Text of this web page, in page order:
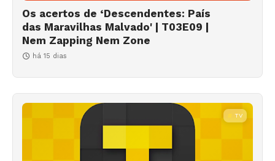
Os acertos de ‘Descendentes: País
das Maravilhas Malvado' | T03E09 |
Nem Zapping Nem Zone
há 15 dias
TV